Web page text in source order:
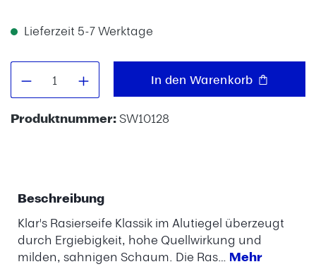
Lieferzeit 5-7 Werktage
Produkt Anzahl: Gib denIn den Warenkorb
Produktnummer:SW10128
Beschreibung
Klar's Rasierseife Klassik im Alutiegel überzeugt
durch Ergiebigkeit, hohe Quellwirkung und
milden, sahnigen Schaum. Die Ras… Mehr